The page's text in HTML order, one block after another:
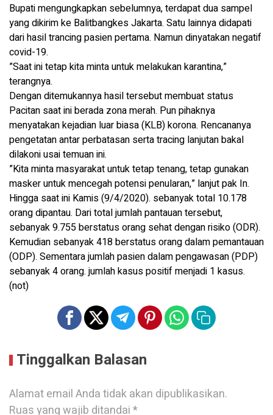
Bupati mengungkapkan sebelumnya, terdapat dua sampel
yang dikirim ke Balitbangkes Jakarta. Satu lainnya didapati
dari hasil trancing pasien pertama. Namun dinyatakan negatif
covid-19.
”Saat ini tetap kita minta untuk melakukan karantina,”
terangnya.
Dengan ditemukannya hasil tersebut membuat status
Pacitan saat ini berada zona merah. Pun pihaknya
menyatakan kejadian luar biasa (KLB) korona. Rencananya
pengetatan antar perbatasan serta tracing lanjutan bakal
dilakoni usai temuan ini.
”Kita minta masyarakat untuk tetap tenang, tetap gunakan
masker untuk mencegah potensi penularan,” lanjut pak In.
Hingga saat ini Kamis (9/4/2020). sebanyak total 10.178
orang dipantau. Dari total jumlah pantauan tersebut,
sebanyak 9.755 berstatus orang sehat dengan risiko (ODR).
Kemudian sebanyak 418 berstatus orang dalam pemantauan
(ODP). Sementara jumlah pasien dalam pengawasan (PDP)
sebanyak 4 orang. jumlah kasus positif menjadi 1 kasus.
(not)
Tinggalkan Balasan
Alamat email Anda tidak akan dipublikasikan.
Ruas yang wajib ditandai*